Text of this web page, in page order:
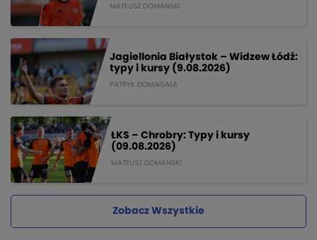
MATEUSZ DOMANSKI
Jagiellonia Białystok – Widzew Łódź:
typy i kursy (9.08.2026)
PATRYK DOMAGALA
ŁKS – Chrobry: Typy i kursy
(09.08.2026)
MATEUSZ DOMANSKI
Zobacz Wszystkie